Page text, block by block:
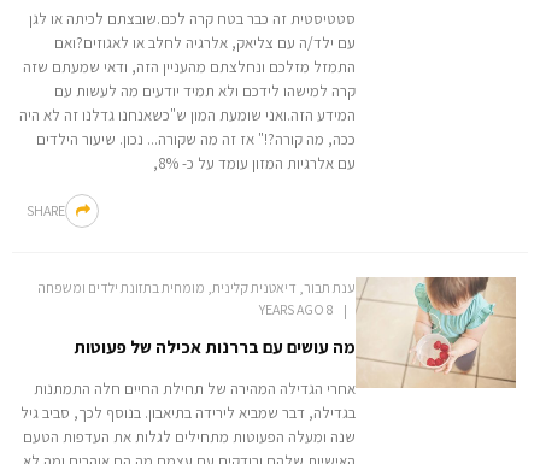
סטטיסטית זה כבר בטח קרה לכם.שובצתם לכיתה או לגן
עם ילד/ה עם צליאק, אלרגיה לחלב או לאגוזים?ואם
התמזל מזלכם ונחלצתם מהעניין הזה, ודאי שמעתם שזה
קרה למישהו לידכם ולא תמיד יודעים מה לעשות עם
המידע הזה.ואני שומעת המון ש"כשאנחנו גדלנו זה לא היה
ככה, מה קורה?!" אז זה מה שקורה... נכון. שיעור הילדים
עם אלרגיות המזון עומד על כ- 8%,
SHARE
ענת תבור, דיאטנית קלינית, מומחית בתזונת ילדים ומשפחה
8 YEARS AGO
מה עושים עם בררנות אכילה של פעוטות
אחרי הגדילה המהירה של תחילת החיים חלה התמתנות
בגדילה, דבר שמביא לירידה בתיאבון. בנוסף לכך, סביב גיל
שנה ומעלה הפעוטות מתחילים לגלות את העדפות הטעם